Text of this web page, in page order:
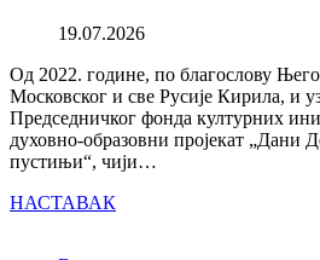
19.07.2026
Од 2022. године, по благослову
Московског и све Русије Кирила, и
Председничког фонда културних
духовно-образовни пројекат „Дани
пустињи“, чији…
НАСТАВАК